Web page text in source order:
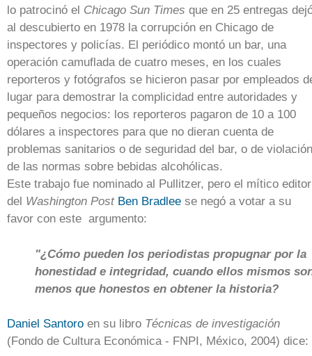
lo patrocinó el Chicago Sun Times que en 25 entregas
al descubierto en 1978 la corrupción en Chicago de
inspectores y policías. El periódico montó un bar, una
operación camuflada de cuatro meses, en los cuales
reporteros y fotógrafos se hicieron pasar por empleados
lugar para demostrar la complicidad entre autoridades y
pequeños negocios: los reporteros pagaron de 10 a 100
dólares a inspectores para que no dieran cuenta de
problemas sanitarios o de seguridad del bar, o de violación
de las normas sobre bebidas alcohólicas.
Este trabajo fue nominado al Pullitzer, pero el mítico editor
del Washington Post Ben Bradlee se negó a votar a su
favor con este argumento:
"¿Cómo pueden los periodistas propugnar por la
honestidad e integridad, cuando ellos mismos
menos que honestos en obtener la historia?
Daniel Santoro en su libro Técnicas de investigación
(Fondo de Cultura Económica - FNPI, México, 2004) dice: